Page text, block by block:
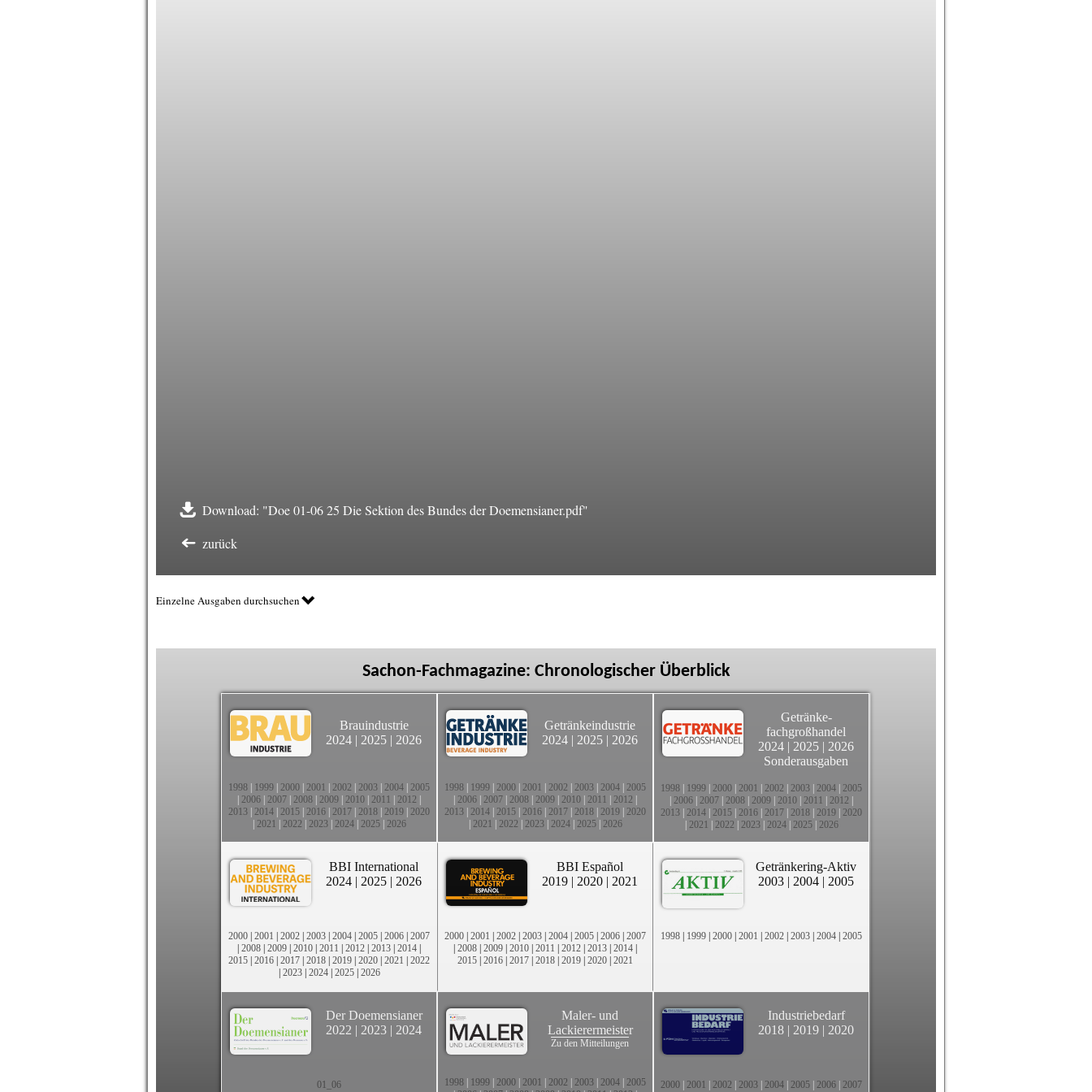
Download: "Doe 01-06 25 Die Sektion des Bundes der Doemensianer.pdf"
zurück
Einzelne Ausgaben durchsuchen
Sachon-Fachmagazine: Chronologischer Überblick
Brauindustrie
2024 | 2025 | 2026
1998 1999 2000 2001 2002 2003 2004 2005
2006 2007 2008 2009 2010 2011 2012
2013 2014 2015 2016 2017 2018 2019 2020
2021 2022 2023| 2024| 2025| 2026
Getränkeindustrie
2024 | 2025 | 2026
1998 1999 2000 2001 2002 2003 2004 2005
2006 2007 2008 2009 2010 2011 2012
2013 2014 2015 2016 2017 2018 2019 2020
2021 2022 2023| 2024| 2025| 2026
Getränke-
fachgroßhandel
2024 | 2025 | 2026
Sonderausgaben
1998 1999 2000 2001 2002 2003 2004 2005
2006 2007 2008 2009 2010 2011 2012
2013 2014 2015 2016 2017 2018 2019 2020
2021 2022 2023| 2024| 2025| 2026
BBI International
2024 | 2025 | 2026
2000 | 2001 | 2002 | 2003 | 2004 | 2005 | 2006 | 2007
| 2008 | 2009 | 2010 | 2011 | 2012 | 2013 | 2014 |
2015 | 2016 | 2017 | 2018 | 2019 | 2020 | 2021 | 2022
| 2023| 2024| 2025| 2026
BBI Español
2019 | 2020 | 2021
2000 | 2001 | 2002 | 2003 | 2004 | 2005 | 2006 | 2007
| 2008 | 2009 | 2010 | 2011 | 2012 | 2013 | 2014 |
2015 | 2016 | 2017 | 2018 | 2019 | 2020 | 2021
Getränkering-Aktiv
2003 | 2004 | 2005
1998 | 1999 | 2000 | 2001 | 2002 | 2003 | 2004 | 2005
Der Doemensianer
2022 | 2023 | 2024
01_06
Maler- und
Lackierermeister
Zu den Mitteilungen
1998 1999 2000 2001 2002 2003 2004 2005
Industriebedarf
2018 | 2019 | 2020
2000 2001 2002 2003 2004 2005 2006 2007